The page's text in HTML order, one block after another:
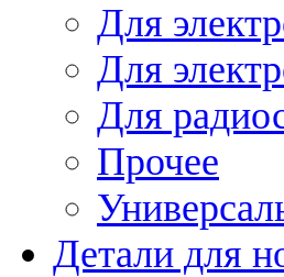
Для
Для
Для
Прочее
Детали для